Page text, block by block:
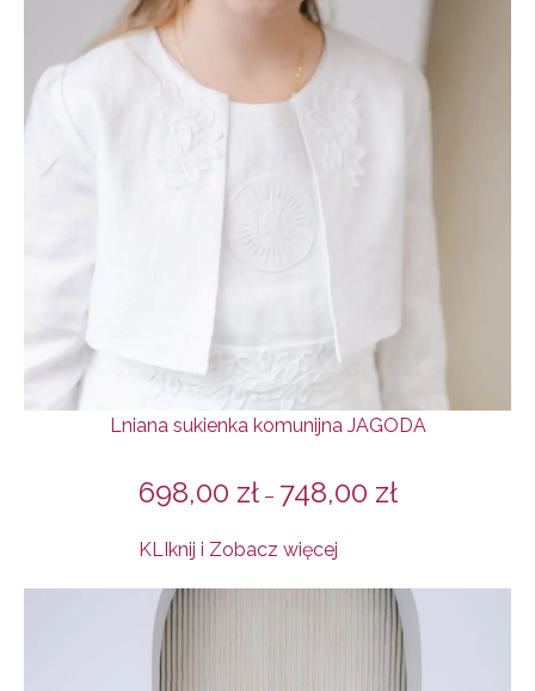
Lniana sukienka komunijna JAGODA
698,00 zł– 748,00 zł
KLIknij i Zobacz więcej